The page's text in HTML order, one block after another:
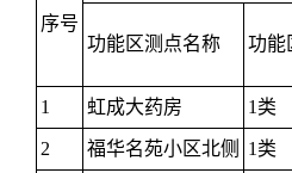
序号
功能区测点名称 功能
1 虹成大药房 1类
2 福华名苑小区北侧 1类